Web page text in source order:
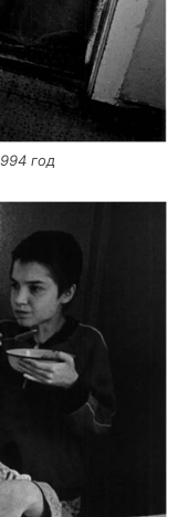
год